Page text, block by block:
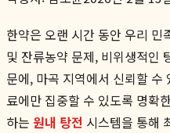
한약은 오랜 시간 동안 우리
및 잔류농약 문제, 비위생적인
문에, 마곡 지역에서 신뢰할 수
료에만 집중할 수 있도록 명확
하는 원내 탕전 시스템을 통해